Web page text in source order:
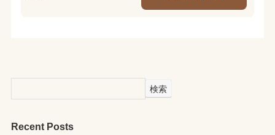
検索
Recent Posts